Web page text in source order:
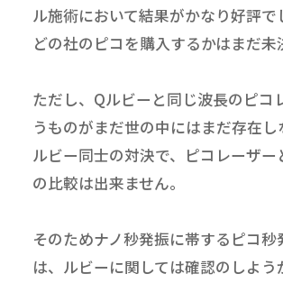
ル施術において結果がかなり好評で
どの社のピコを購入するかはまだ未
ただし、Qルビーと同じ波長のピコ
うものがまだ世の中にはまだ存在し
ルビー同士の対決で、ピコレーザー
の比較は出来ません。
そのためナノ秒発振に帯するピコ秒
は、ルビーに関しては確認のしよう